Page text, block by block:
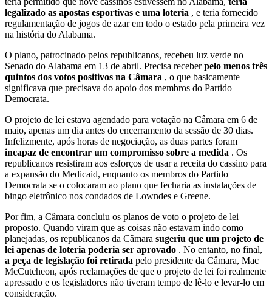
legalizado as apostas esportivas e uma loteria , e teria fornecido
regulamentação de jogos de azar em todo o estado pela primeira vez
na história do Alabama.
O plano, patrocinado pelos republicanos, recebeu luz verde no
Senado do Alabama em 13 de abril. Precisa receberpelo menos três
quintos dos votos positivos na Câmara , o que basicamente
significava que precisava do apoio dos membros do Partido
Democrata.
O projeto de lei estava agendado para votação na Câmara em 6 de
maio, apenas um dia antes do encerramento da sessão de 30 dias.
Infelizmente, após horas de negociação, as duas partes foram
incapaz de encontrar um compromisso sobre a medida . Os
republicanos resistiram aos esforços de usar a receita do cassino para
a expansão do Medicaid, enquanto os membros do Partido
Democrata se o colocaram ao plano que fecharia as instalações de
bingo eletrônico nos condados de Lowndes e Greene.
Por fim, a Câmara concluiu os planos de voto o projeto de lei
proposto. Quando viram que as coisas não estavam indo como
planejadas, os republicanos da Câmara sugeriu que um projeto de
lei apenas de loteria poderia ser aprovado . No entanto, no final,
a peça de legislação foi retirada pelo presidente da Câmara, Mac
McCutcheon, após reclamações de que o projeto de lei foi realmente
apressado e os legisladores não tiveram tempo de lê-lo e levar-lo em
consideração.